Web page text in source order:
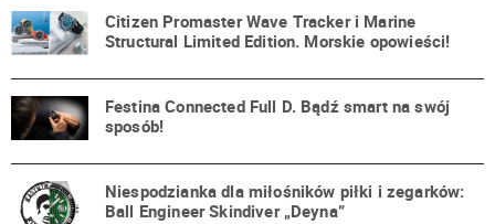
Citizen Promaster Wave Tracker i Marine
Structural Limited Edition. Morskie opowieści!
Festina Connected Full D. Bądź smart na swój
sposób!
Niespodzianka dla miłośników piłki i zegarków:
Ball Engineer Skindiver „Deyna”